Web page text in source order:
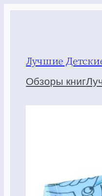
Лучшие
Обзоры книг